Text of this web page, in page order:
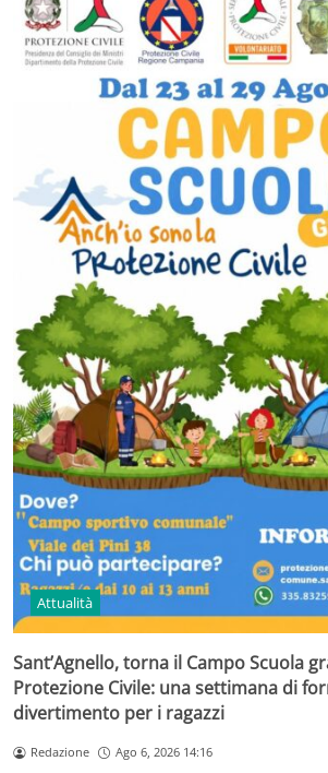
Attualità
Sant’Agnello, torna il Campo Scuola
Protezione Civile: una settimana di
divertimento per i ragazzi
Redazione Ago 6, 2026 14:16